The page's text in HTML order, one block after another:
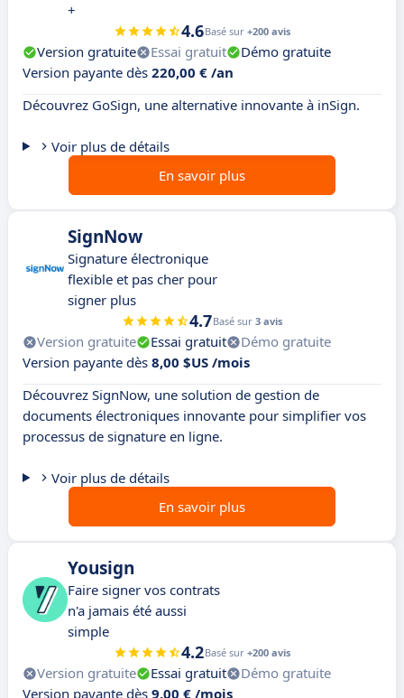
+
4.6Basé sur +200 avis
Version gratuite Essai gratuit
Démo gratuite
Version payante dès 220,00 € /an
Découvrez GoSign, une alternative innovante à inSign.
Voir plus de détails
En savoir plus
SignNow
Signature électronique
flexible et pas cher pour
signer plus
4.7Basé sur 3 avis
Version gratuite Essai gratuit
Démo gratuite
Version payante dès 8,00 $US /mois
Découvrez SignNow, une solution de gestion de
documents électroniques innovante pour simplifier vos
processus de signature en ligne.
Voir plus de détails
En savoir plus
Yousign
Faire signer vos contrats
n'a jamais été aussi
simple
4.2Basé sur +200 avis
Version gratuite Essai gratuit
Démo gratuite
Version payante dès 9,00 € /mois